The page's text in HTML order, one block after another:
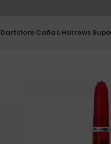
Dartstore Cañas Harrows